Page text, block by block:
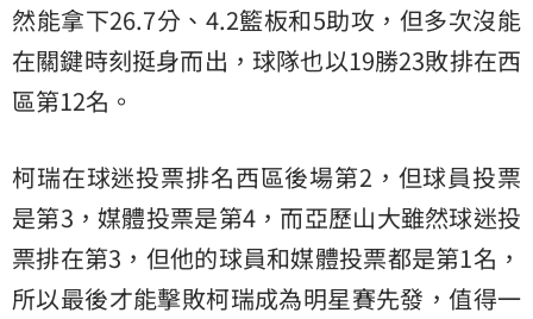
然能拿下26.7分、4.2籃板和5助攻，但多次沒能
在關鍵時刻挺身而出，球隊也以19勝23敗排在西
區第12名。
柯瑞在球迷投票排名西區後場第2，但球員投票
是第3，媒體投票是第4，而亞歷山大雖然球迷投
票排在第3，但他的球員和媒體投票都是第1名，
所以最後才能擊敗柯瑞成為明星賽先發，值得一